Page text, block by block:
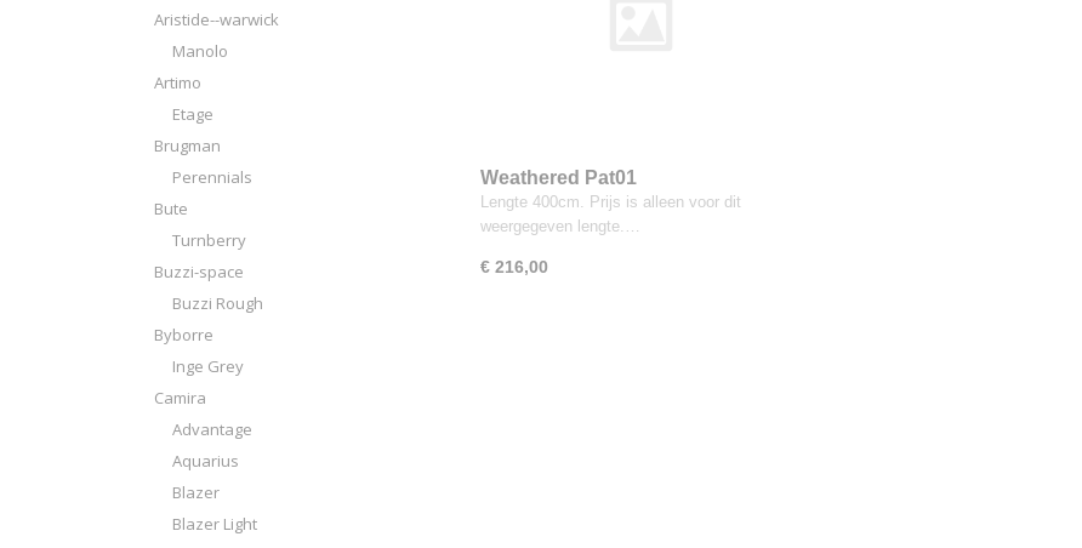
Aristide--warwick
Manolo
Artimo
Etage
Brugman
Perennials
Bute
Turnberry
Buzzi-space
Buzzi Rough
Byborre
Inge Grey
Camira
Advantage
Aquarius
Blazer
Blazer Light
Weathered Pat01
Lengte 400cm. Prijs is alleen voor dit
weergegeven lengte.…
€ 216,00